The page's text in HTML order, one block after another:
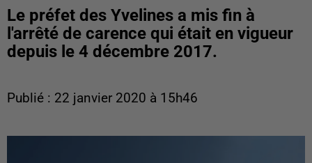
Le préfet des Yvelines a mis fin à
l'arrêté de carence qui était en vigueur
depuis le 4 décembre 2017.
Publié : 22 janvier 2020 à 15h46